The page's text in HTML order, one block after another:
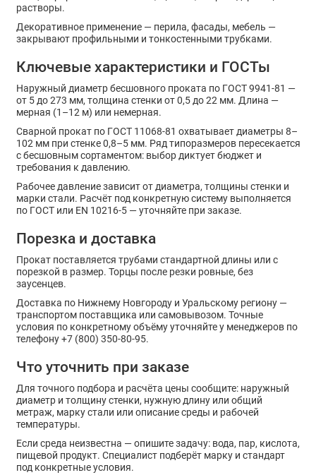
растворы.
Декоративное применение — перила, фасады, мебель —
закрывают профильными и тонкостенными трубками.
Ключевые характеристики и ГОСТы
Наружный диаметр бесшовного проката по ГОСТ 9941-81 —
от 5 до 273 мм, толщина стенки от 0,5 до 22 мм. Длина —
мерная (1–12 м) или немерная.
Сварной прокат по ГОСТ 11068-81 охватывает диаметры 8–
102 мм при стенке 0,8–5 мм. Ряд типоразмеров пересекается
с бесшовным сортаментом: выбор диктует бюджет и
требования к давлению.
Рабочее давление зависит от диаметра, толщины стенки и
марки стали. Расчёт под конкретную систему выполняется
по ГОСТ или EN 10216-5 — уточняйте при заказе.
Порезка и доставка
Прокат поставляется трубами стандартной длины или с
порезкой в размер. Торцы после резки ровные, без
заусенцев.
Доставка по Нижнему Новгороду и Уральскому региону —
транспортом поставщика или самовывозом. Точные
условия по конкретному объёму уточняйте у менеджеров по
телефону +7 (800) 350-80-95.
Что уточнить при заказе
Для точного подбора и расчёта цены сообщите: наружный
диаметр и толщину стенки, нужную длину или общий
метраж, марку стали или описание среды и рабочей
температуры.
Если среда неизвестна — опишите задачу: вода, пар, кислота,
пищевой продукт. Специалист подберёт марку и стандарт
под конкретные условия.